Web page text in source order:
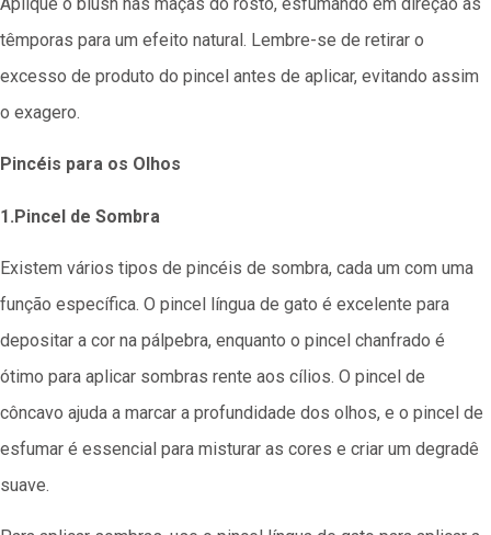
têmporas para um efeito natural. Lembre-se de retirar o
excesso de produto do pincel antes de aplicar, evitando assim
o exagero.
Pincéis para os Olhos
1.Pincel de Sombra
Existem vários tipos de pincéis de sombra, cada um com uma
função específica. O pincel língua de gato é excelente para
depositar a cor na pálpebra, enquanto o pincel chanfrado é
ótimo para aplicar sombras rente aos cílios. O pincel de
côncavo ajuda a marcar a profundidade dos olhos, e o pincel de
esfumar é essencial para misturar as cores e criar um degradê
suave.